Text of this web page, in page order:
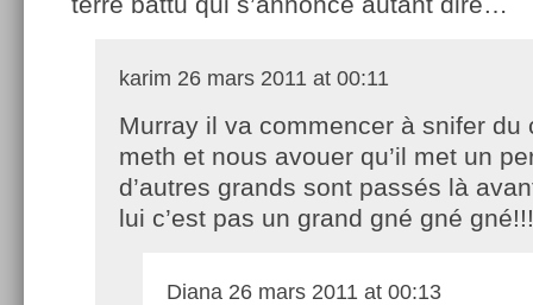
karim 26 mars 2011 at 00:11
Murray il va commencer à snifer du
meth et nous avouer qu’il met un
d’autres grands sont passés là
lui c’est pas un grand gné gné gné!!!
Diana 26 mars 2011 at 00:13